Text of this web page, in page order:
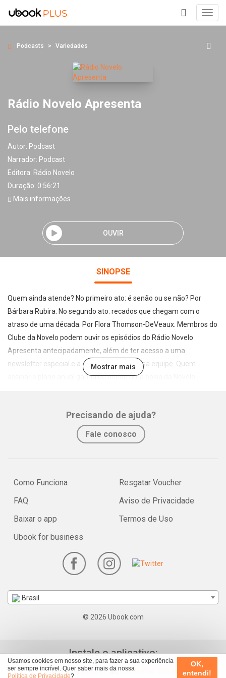
Usamos cookies em nosso site, para fazer a sua experiência
ser sempre incrível. Quer saber mais da nossa
Política de Privacidade?
OK,
entendi!
+
Podcasts Variedades
Rádio Novelo Apresenta
Pelo telefone
Autor: Podcast
Narrador: Podcast
Editora: Rádio Novelo
Duração: 0:56:21
Mais informações
OUVIR
SINOPSE
Quem ainda atende? No primeiro ato: é senão ou se não? Por
Bárbara Rubira. No segundo ato: recados que chegam com o
atraso de uma década. Por Flora Thomson-DeVeaux. Membros do
Clube da Novelo podem ouvir os episódios do Rádio Novelo
Apresenta antecipadamente, além de ter acesso a uma
newsletter especial e a eventos com a nossa equipe. Quem
assinar o plano anual ganha de brinde uma bolsa da Novelo.
Rádio Novelo no TikTok: https://www.tiktok.com/ Palavras-chave:
telefone, Telegramática, Língua Portuguesa, Antonio Calvo, aula
de inglês, recado de voz, fonopostal, fita K7, vozes do além Learn
Mostrar mais
Precisando de ajuda?
Fale conosco
Como Funciona
FAQ
Baixar o app
Ubook for business
Resgatar Voucher
Aviso de Privacidade
Termos de Uso
Brasil
© 2026 Ubook.com
Instale o aplicativo:
Facebook Twitter